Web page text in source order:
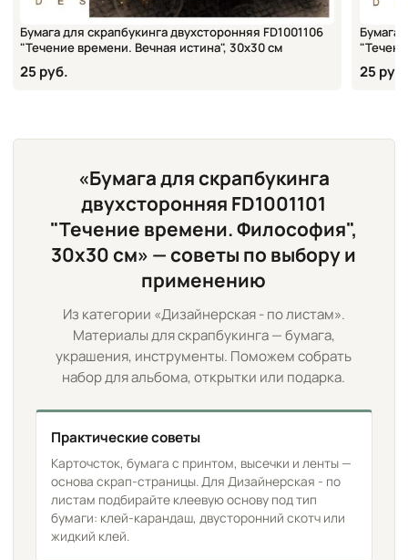
Бумага для скрапбукинга двухсторонняя FD1001106
"Течение времени. Вечная истина", 30х30 см
25 руб.
Бумага
25 руб.
«Бумага для скрапбукинга
двухсторонняя FD1001101
"Течение времени. Философия",
30х30 см» — советы по выбору и
применению
Из категории «Дизайнерская - по листам».
Материалы для скрапбукинга — бумага,
украшения, инструменты. Поможем собрать
набор для альбома, открытки или подарка.
Практические советы
Карточсток, бумага с принтом, высечки и ленты —
основа скрап-страницы. Для Дизайнерская - по
листам подбирайте клеевую основу под тип
бумаги: клей-карандаш, двусторонний скотч или
жидкий клей.